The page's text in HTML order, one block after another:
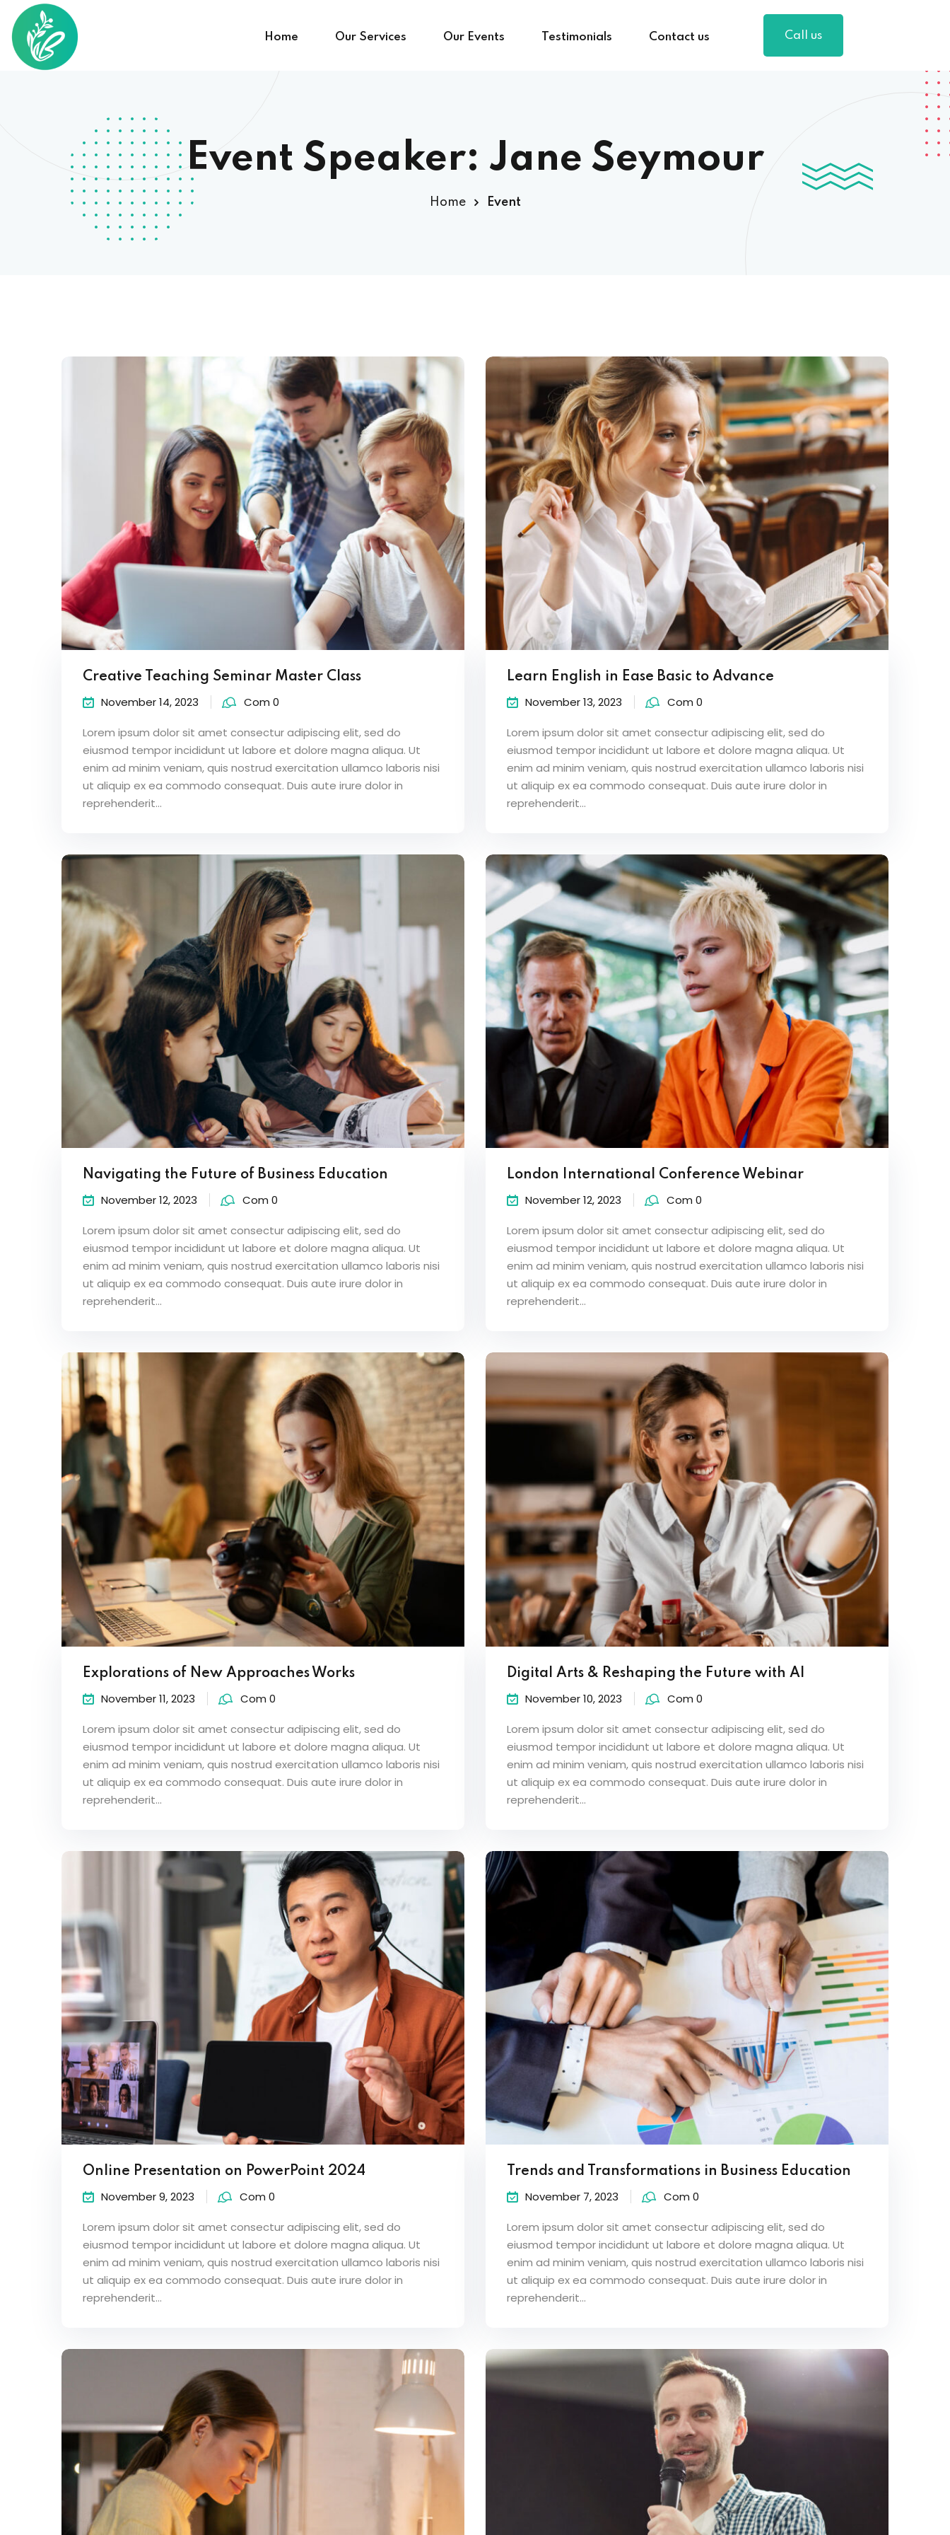
Home Our Services Our Events Testimonials Contact us Call us
Event Speaker: Jane Seymour
Home Event
Creative Teaching Seminar Master Class
November 14, 2023 Com 0
Lorem ipsum dolor sit amet consectur adipiscing elit, sed do
eiusmod tempor incididunt ut labore et dolore magna aliqua. Ut
enim ad minim veniam, quis nostrud exercitation ullamco laboris nisi
ut aliquip ex ea commodo consequat. Duis aute irure dolor in
reprehenderit...
Learn English in Ease Basic to Advance
November 13, 2023 Com 0
Lorem ipsum dolor sit amet consectur adipiscing elit, sed do
eiusmod tempor incididunt ut labore et dolore magna aliqua. Ut
enim ad minim veniam, quis nostrud exercitation ullamco laboris nisi
ut aliquip ex ea commodo consequat. Duis aute irure dolor in
reprehenderit...
Navigating the Future of Business Education
November 12, 2023 Com 0
Lorem ipsum dolor sit amet consectur adipiscing elit, sed do
eiusmod tempor incididunt ut labore et dolore magna aliqua. Ut
enim ad minim veniam, quis nostrud exercitation ullamco laboris nisi
ut aliquip ex ea commodo consequat. Duis aute irure dolor in
reprehenderit...
London International Conference Webinar
November 12, 2023 Com 0
Lorem ipsum dolor sit amet consectur adipiscing elit, sed do
eiusmod tempor incididunt ut labore et dolore magna aliqua. Ut
enim ad minim veniam, quis nostrud exercitation ullamco laboris nisi
ut aliquip ex ea commodo consequat. Duis aute irure dolor in
reprehenderit...
Explorations of New Approaches Works
November 11, 2023 Com 0
Lorem ipsum dolor sit amet consectur adipiscing elit, sed do
eiusmod tempor incididunt ut labore et dolore magna aliqua. Ut
enim ad minim veniam, quis nostrud exercitation ullamco laboris nisi
ut aliquip ex ea commodo consequat. Duis aute irure dolor in
reprehenderit...
Digital Arts & Reshaping the Future with AI
November 10, 2023 Com 0
Lorem ipsum dolor sit amet consectur adipiscing elit, sed do
eiusmod tempor incididunt ut labore et dolore magna aliqua. Ut
enim ad minim veniam, quis nostrud exercitation ullamco laboris nisi
ut aliquip ex ea commodo consequat. Duis aute irure dolor in
reprehenderit...
Online Presentation on PowerPoint 2024
November 9, 2023 Com 0
Lorem ipsum dolor sit amet consectur adipiscing elit, sed do
eiusmod tempor incididunt ut labore et dolore magna aliqua. Ut
enim ad minim veniam, quis nostrud exercitation ullamco laboris nisi
ut aliquip ex ea commodo consequat. Duis aute irure dolor in
reprehenderit...
Trends and Transformations in Business Education
November 7, 2023 Com 0
Lorem ipsum dolor sit amet consectur adipiscing elit, sed do
eiusmod tempor incididunt ut labore et dolore magna aliqua. Ut
enim ad minim veniam, quis nostrud exercitation ullamco laboris nisi
ut aliquip ex ea commodo consequat. Duis aute irure dolor in
reprehenderit...